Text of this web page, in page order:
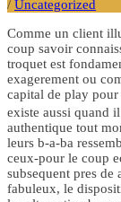
/ Uncategorized
Comme un client
coup savoir
troquet est
exagerement ou
capital de play
existe aussi quand
authentique tout
leurs b-a-ba
ceux-pour le coup
subsequent pres
fabuleux, le